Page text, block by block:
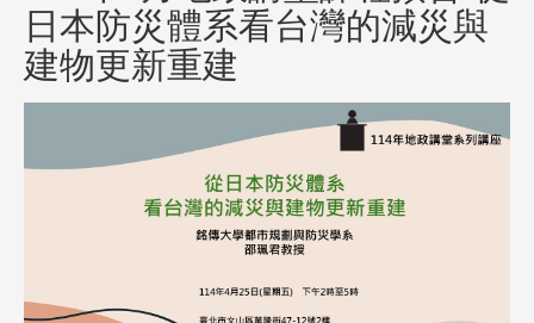
日本防災體系看台灣的減災與
建物更新重建